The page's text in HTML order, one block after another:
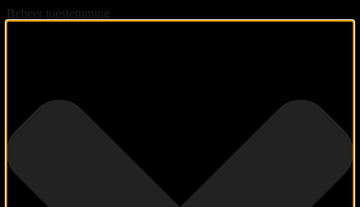
Beheer toestemming